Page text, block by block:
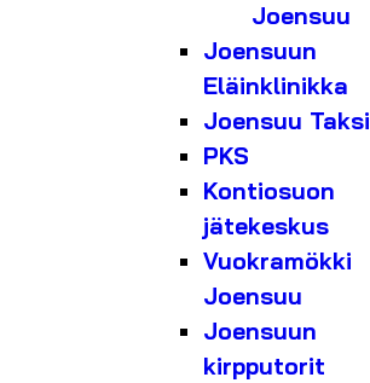
Joensuu
Joensuun
Eläinklinikka
Joensuu Taksi
PKS
Kontiosuon
jätekeskus
Vuokramökki
Joensuu
Joensuun
kirpputorit